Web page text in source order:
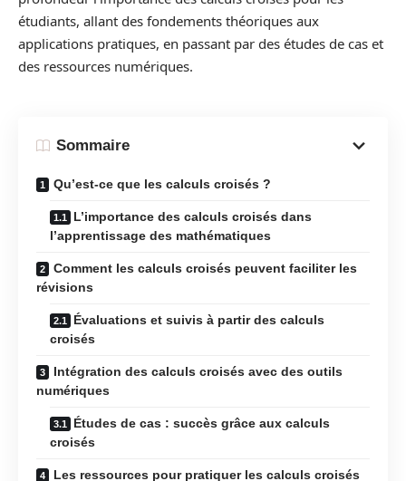
étudiants, allant des fondements théoriques aux
applications pratiques, en passant par des études de cas et
des ressources numériques.
Sommaire
Qu’est-ce que les calculs croisés ?
L’importance des calculs croisés dans
l’apprentissage des mathématiques
Comment les calculs croisés peuvent faciliter les
révisions
Évaluations et suivis à partir des calculs
croisés
Intégration des calculs croisés avec des outils
numériques
Études de cas : succès grâce aux calculs
croisés
Les ressources pour pratiquer les calculs croisés